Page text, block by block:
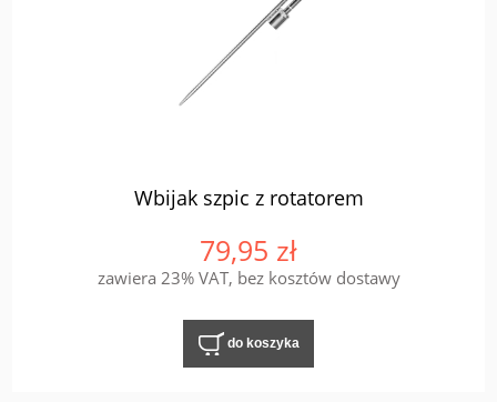
Wbijak szpic z rotatorem
79,95 zł
zawiera 23% VAT, bez kosztów dostawy
do koszyka